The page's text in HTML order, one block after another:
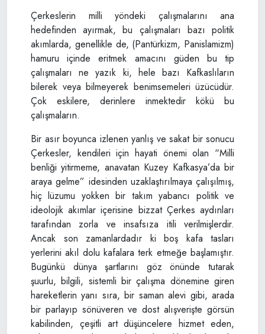
Çerkeslerin milli yöndeki çalışmalarını ana
hedefinden ayırmak, bu çalışmaları bazı politik
akımlarda, genellikle de, (Pantürkizm, Panislamizm)
hamuru içinde eritmek amacını güden bu tip
çalışmaları ne yazık ki, hele bazı Kafkaslıların
bilerek veya bilmeyerek benimsemeleri üzücüdür.
Çok eskilere, derinlere inmektedir kökü bu
çalışmaların.
Bir asır boyunca izlenen yanlış ve sakat bir sonucu
Çerkesler, kendileri için hayati önemi olan “Milli
benliği yitirmeme, anavatan Kuzey Kafkasya’da bir
araya gelme” idesinden uzaklaştırılmaya çalışılmış,
hiç lüzumu yokken bir takım yabancı politik ve
ideolojik akımlar içerisine bizzat Çerkes aydınları
tarafından zorla ve insafsıza itili verilmişlerdir.
Ancak son zamanlardadır ki boş kafa tasları
yerlerini akıl dolu kafalara terk etmeğe başlamıştır.
Bugünkü dünya şartlarını göz önünde tutarak
şuurlu, bilgili, sistemli bir çalışma dönemine giren
hareketlerin yanı sıra, bir saman alevi gibi, arada
bir parlayıp sönüveren ve dost alışverişte görsün
kabilinden, çeşitli art düşüncelere hizmet eden,